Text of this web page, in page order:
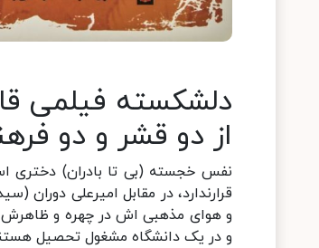
دلشکسته فیلمی
از دو قشر و دو
نفس خجسته (بی تا بادران) دختری
قرارندارد، در مقابل امیرعلی
و هوای مذهبی اش در چهره و ظاهرش
و در یک دانشگاه مشغول تحصیل